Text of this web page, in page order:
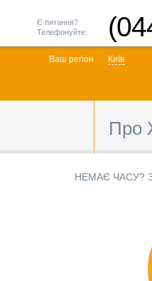
Є питання?
Телефонуйте:
Ваш регіон Київ
Про
НЕМАЄ ЧАСУ?